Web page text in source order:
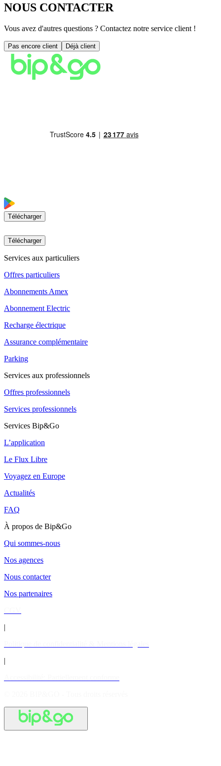
NOUS CONTACTER
Vous avez d'autres questions ? Contactez notre service client !
Pas encore client Déjà client
Télécharger
Télécharger
Services aux particuliers
Offres particuliers
Abonnements Amex
Abonnement Electric
Recharge électrique
Assurance complémentaire
Parking
Services aux professionnels
Offres professionnels
Services professionnels
Services Bip&Go
L’application
Le Flux Libre
Voyagez en Europe
Actualités
FAQ
À propos de Bip&Go
Qui sommes-nous
Nos agences
Nous contacter
Nos partenaires
|
|